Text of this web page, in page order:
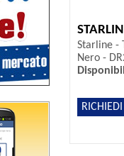
Starline -
Nero -